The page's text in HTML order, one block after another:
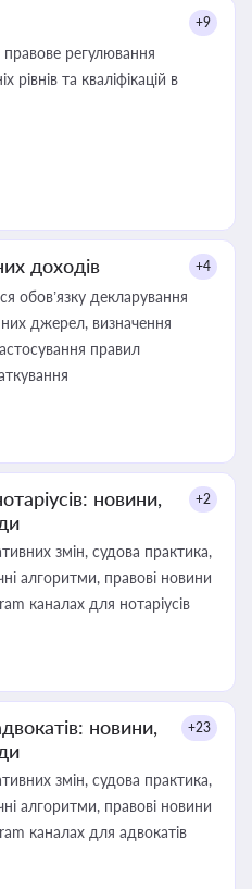
+9
регулювання
рівнів та кваліфікацій в
доходів +4
обов’язку декларування
джерел, визначення
правил
новини,
+2
змін, судова практика,
алгоритми, правові новини
каналах для нотаріусів
новини,
+23
змін, судова практика,
алгоритми, правові новини
каналах для адвокатів